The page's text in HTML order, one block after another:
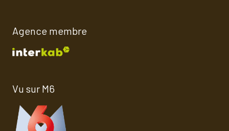
Agence membre
Vu sur M6